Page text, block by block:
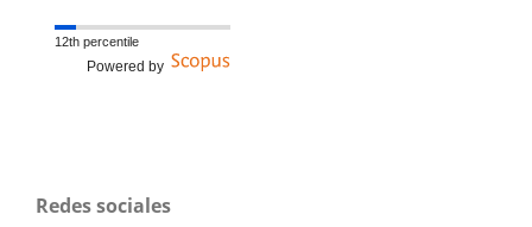
12th percentile
Powered by
Redes sociales